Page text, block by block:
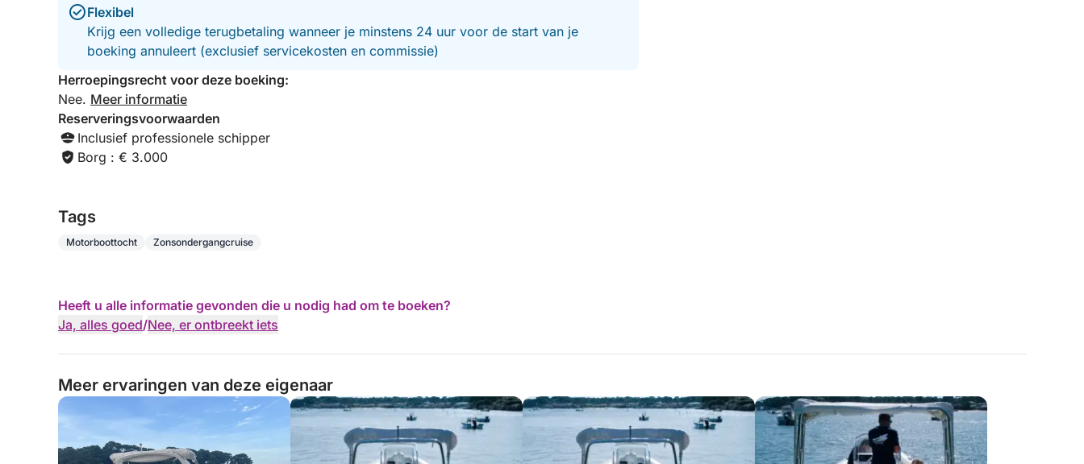
Flexibel
Krijg een volledige terugbetaling wanneer je minstens 24 uur voor de start van je
boeking annuleert (exclusief servicekosten en commissie)
Herroepingsrecht voor deze boeking:
Nee. Meer informatie
Reserveringsvoorwaarden
Inclusief professionele schipper
Borg : € 3.000
Tags
Motorboottocht Zonsondergangcruise
Heeft u alle informatie gevonden die u nodig had om te boeken?
Ja, alles goed/Nee, er ontbreekt iets
Meer ervaringen van deze eigenaar